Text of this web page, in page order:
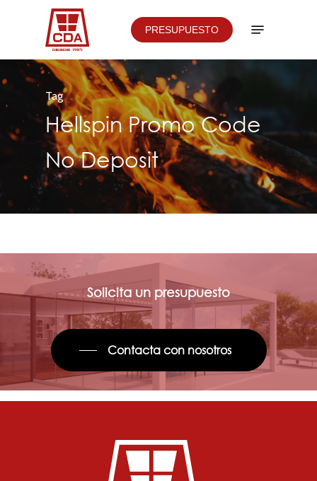
content
PRESUPUESTO
Tag
Hellspin Promo Code
No Deposit
Solicita un presupuesto
Contacta con nosotros